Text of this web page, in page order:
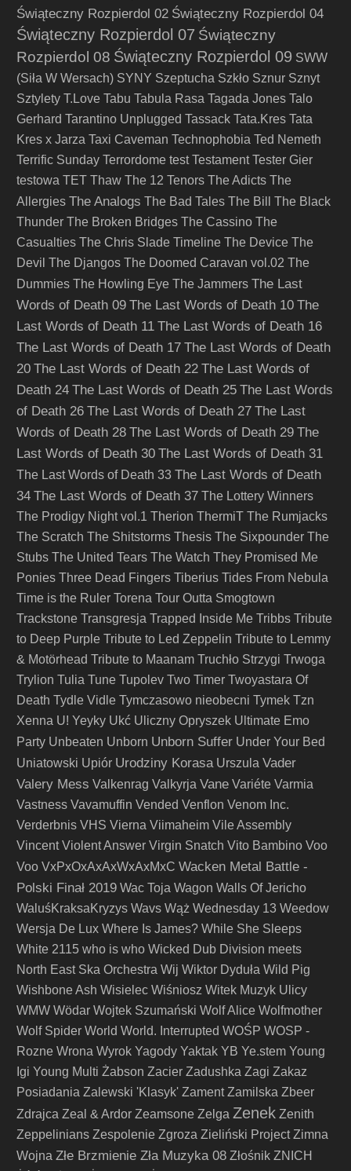
Świąteczny Rozpierdol 02 Świąteczny Rozpierdol 04
Świąteczny Rozpierdol 07 Świąteczny
Rozpierdol 08 Świąteczny Rozpierdol 09 SWW
(Siła W Wersach) SYNY Szeptucha Szkło Sznur Sznyt
Sztylety T.Love Tabu Tabula Rasa Tagada Jones Talo
Gerhard Tarantino Unplugged Tassack Tata.Kres Tata
Kres x Jarza Taxi Caveman Technophobia Ted Nemeth
Terrific Sunday Terrordome test Testament Tester Gier
testowa TET Thaw The 12 Tenors The Adicts The
Allergies The Analogs The Bad Tales The Bill
The Black
Thunder The Broken Bridges The Cassino The
Casualties The Chris Slade Timeline The Device The
Devil The Djangos The Doomed Caravan vol.02 The
Dummies The Howling Eye The Jammers The Last
Words of Death 09 The Last Words of Death 10 The
Last Words of Death 11 The Last Words of Death 16
The Last Words of Death 17 The Last Words of Death
20 The Last Words of Death 22 The Last Words of
Death 24 The Last Words of Death 25 The Last Words
of Death 26 The Last Words of Death 27 The Last
Words of Death 28 The Last Words of Death 29 The
Last Words of Death 30 The Last Words of Death 31
The Last Words of Death 33 The Last Words of Death
34 The Last Words of Death 37 The Lottery Winners
The Prodigy Night vol.1 Therion ThermiT The Rumjacks
The Scratch The Shitstorms Thesis The Sixpounder The
Stubs The United Tears The Watch They Promised Me
Ponies Three Dead Fingers Tiberius Tides From Nebula
Time is the Ruler Torena Tour Outta Smogtown
Trackstone Transgresja Trapped Inside Me Tribbs Tribute
to Deep Purple Tribute to Led Zeppelin Tribute to Lemmy
& Motörhead Tribute to Maanam Truchło Strzygi Trwoga
Trylion Tulia Tune Tupolev Two Timer Twoyastara Of
Death Tydle Vidle Tymczasowo nieobecni Tymek Tzn
Xenna U! Yeyky Ukć Uliczny Opryszek Ultimate Emo
Party Unbeaten Unborn Unborn Suffer Under Your Bed
Uniatowski Upiór Urodziny Korasa Urszula Vader
Valery Mess Valkenrag Valkyrja Vane Variéte Varmia
Vastness Vavamuffin Vended Venflon Venom Inc.
Verderbnis VHS Vierna Viimaheim Vile Assembly
Vincent Violent Answer Virgin Snatch Vito Bambino Voo
Voo VxPxOxAxAxWxAxMxC Wacken Metal Battle -
Polski Finał 2019 Wac Toja Wagon Walls Of Jericho
WaluśKraksaKryzys Wavs Wąż Wednesday 13 Weedow
Wersja De Lux Where Is James? While She Sleeps
White 2115 who is who Wicked Dub Division meets
North East Ska Orchestra Wij Wiktor Dyduła Wild Pig
Wishbone Ash Wisielec Wiśniosz Witek Muzyk Ulicy
WMW Wödar Wojtek Szumański Wolf Alice Wolfmother
Wolf Spider World World. Interrupted WOŚP WOSP -
Rozne Wrona Wyrok Yagody Yaktak YB Ye.stem Young
Igi Young Multi Żabson Zacier Zadushka Zagi Zakaz
Posiadania Zalewski 'Klasyk' Zament Zamilska Zbeer
Zdrajca Zeal & Ardor Zeamsone Zelga Zenek Zenith
Zeppelinians Zespolenie Zgroza Zieliński Project Zimna
Wojna Złe Brzmienie Zła Muzyka 08 Złośnik ZNICH